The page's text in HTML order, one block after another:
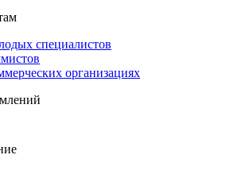
специалистов
организациях